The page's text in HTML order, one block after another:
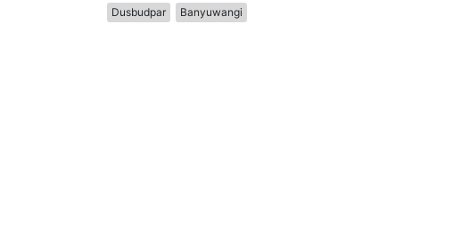
Dusbudpar
Banyuwangi